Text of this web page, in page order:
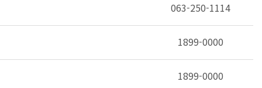
063-250-1114
1899-0000
1899-0000